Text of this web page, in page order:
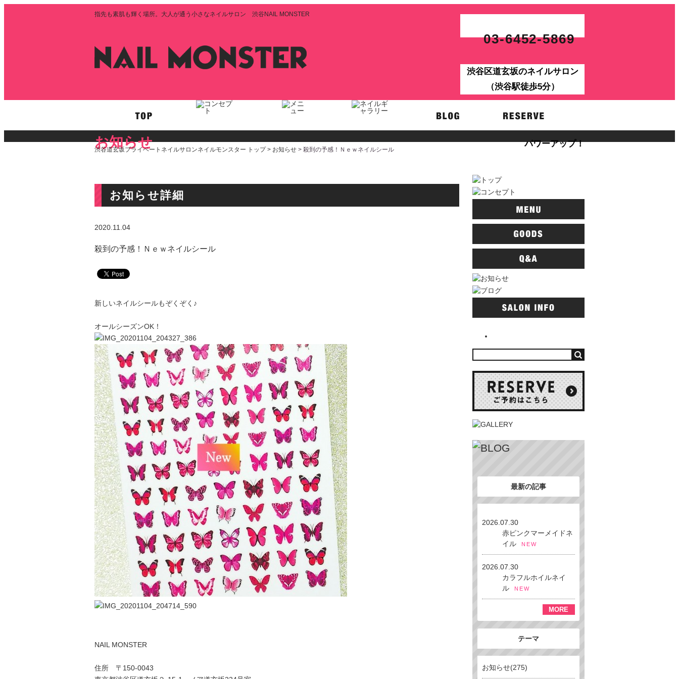
指先も素肌も輝く場所。大人が通う小さなネイルサロン 渋谷NAIL MONSTER
03-6452-5869
渋谷区道玄坂のネイルサロン
（渋谷駅徒歩5分）
パワーアップ！
お知らせ
渋谷道玄坂プライベートネイルサロンネイルモンスター トップ > お知らせ > 殺到の予感！Ｎｅｗネイルシール
お知らせ詳細
2020.11.04
殺到の予感！Ｎｅｗネイルシール
新しいネイルシールもぞくぞく♪
オールシーズンOK！
NAIL MONSTER
住所 〒150-0043
最新の記事
2026.07.30
赤ピンクマーメイドネ
イル
NEW
2026.07.30
カラフルホイルネイ
ル
NEW
MORE
テーマ
お知らせ(275)